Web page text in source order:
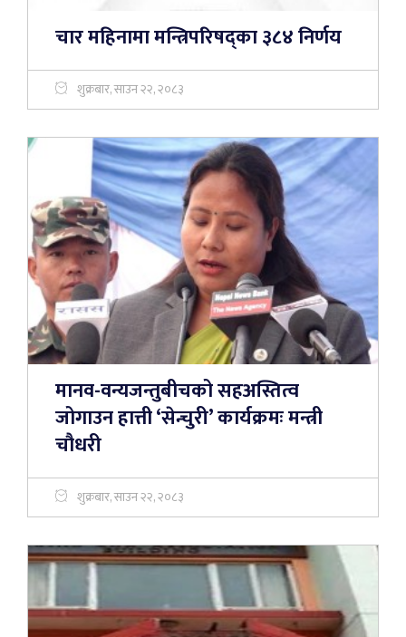
चार महिनामा मन्त्रिपरिषद्का ३८४ निर्णय
शुक्रबार, साउन २२, २०८३
मानव-वन्यजन्तुबीचको सहअस्तित्व
जोगाउन हात्ती ‘सेन्चुरी’ कार्यक्रमः मन्त्री
चौधरी
शुक्रबार, साउन २२, २०८३